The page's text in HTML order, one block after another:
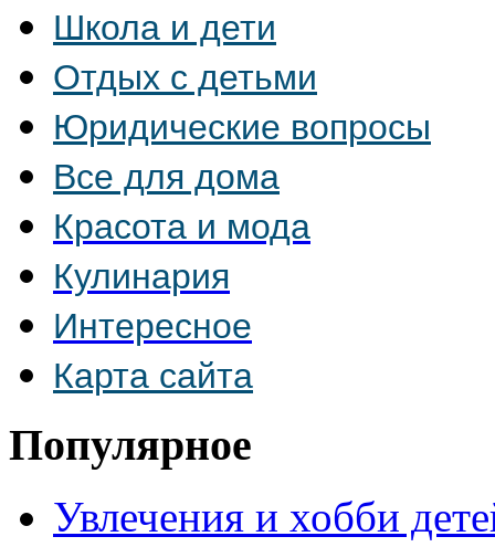
Школа и дети
Отдых с детьми
Юридические вопросы
Все для дома
Красота и мода
Кулинария
Интересное
Карта сайта
Популярное
Увлечения и хобби